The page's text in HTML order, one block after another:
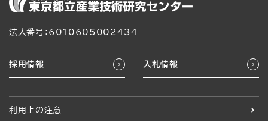
法人番号：6010605002434
採用情報 入札情報
利用上の注意